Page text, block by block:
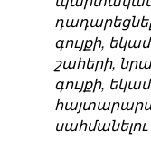
գույքի,
շահերի,
գույքի,